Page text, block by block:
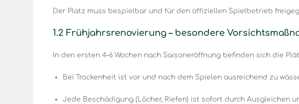
Der Platz muss bespielbar und für den offiziellen Spielbetrieb
1.2 Frühjahrsrenovierung – besondere
In den ersten 4–6 Wochen nach Saisoneröffnung befinden sich die
Bei Trockenheit ist vor und nach dem Spielen ausreichend zu
Jede Beschädigung (Löcher, Riefen) ist sofort durch Ausgleichen